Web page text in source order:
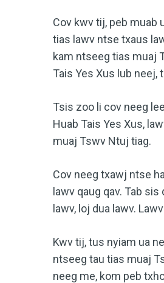
Cov kwv tij, peb muab
tias lawv ntse txaus
kam ntseeg tias muaj
Tais Yes Xus lub neej,
Tsis zoo li cov neeg
Huab Tais Yes Xus,
muaj Tswv Ntuj tiag.
Cov neeg txawj ntse
lawv qaug qav. Tab
lawv, loj dua lawv.
Kwv tij, tus nyiam ua
ntseeg tau tias muaj
neeg me, kom peb